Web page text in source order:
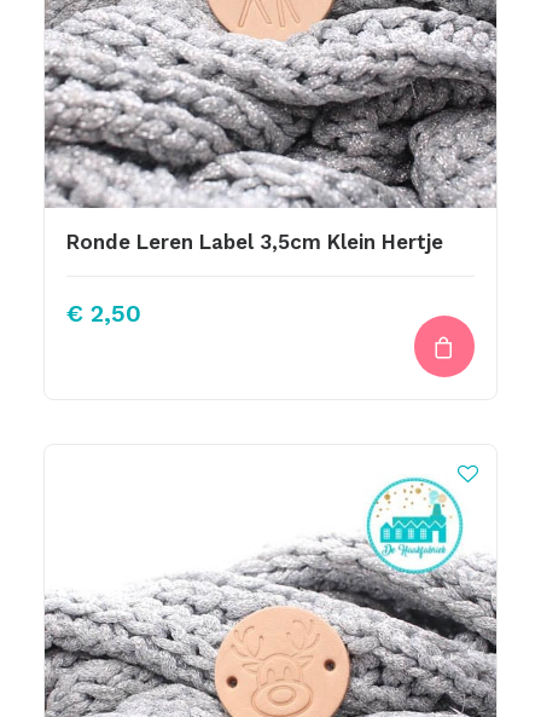
Ronde Leren Label 3,5cm Klein Hertje
€ 2,50